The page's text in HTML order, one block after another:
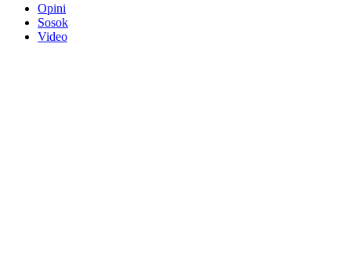
Opini
Sosok
Video